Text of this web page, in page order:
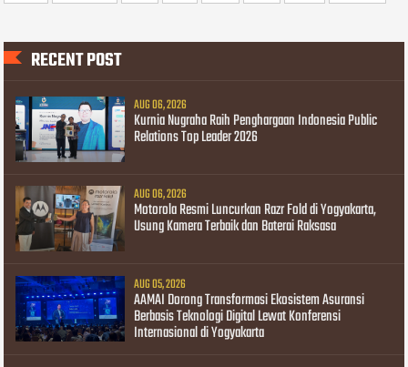
RECENT POST
AUG 06, 2026
Kurnia Nugraha Raih Penghargaan Indonesia Public
Relations Top Leader 2026
AUG 06, 2026
Motorola Resmi Luncurkan Razr Fold di Yogyakarta,
Usung Kamera Terbaik dan Baterai Raksasa
AUG 05, 2026
AAMAI Dorong Transformasi Ekosistem Asuransi
Berbasis Teknologi Digital Lewat Konferensi
Internasional di Yogyakarta